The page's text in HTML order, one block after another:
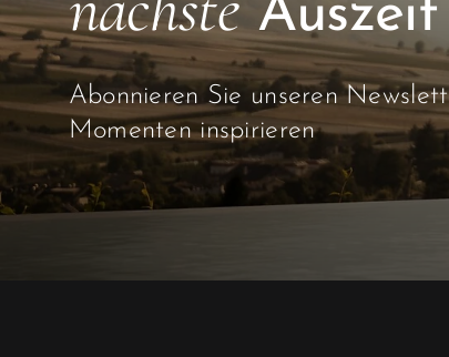
Abonnieren Sie unseren
Momenten inspirieren